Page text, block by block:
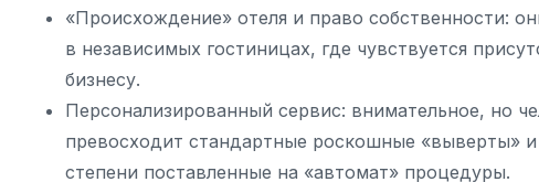
«Происхождение» отеля и право собственности:
в независимых гостиницах, где чувствуется
бизнесу.
Персонализированный сервис: внимательное, но
превосходит стандартные роскошные «выверты»
степени поставленные на «автомат» процедуры.